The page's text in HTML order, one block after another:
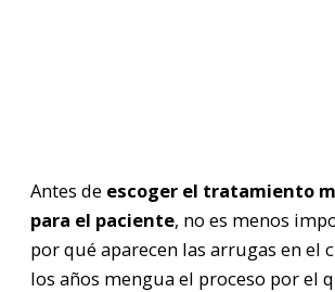
Antes de escoger el tratamiento
para el paciente, no es menos
por qué aparecen las arrugas en el
los años mengua el proceso por el